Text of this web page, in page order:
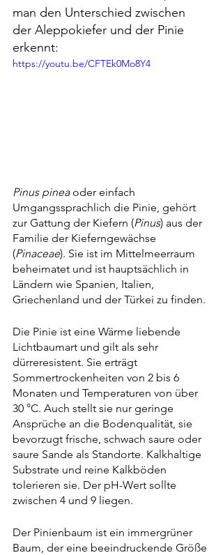
man den Unterschied zwischen
der Aleppokiefer und der Pinie
erkennt:
https://youtu.be/CFTEk0Mo8Y4
Pinus pinea oder einfach
Umgangssprachlich die Pinie, gehört
zur Gattung der Kiefern (Pinus) aus der
Familie der Kieferngewächse
(Pinaceae). Sie ist im Mittelmeerraum
beheimatet und ist hauptsächlich in
Ländern wie Spanien, Italien,
Griechenland und der Türkei zu finden.
Die Pinie ist eine Wärme liebende
Lichtbaumart und gilt als sehr
dürreresistent. Sie erträgt
Sommertrockenheiten von 2 bis 6
Monaten und Temperaturen von über
30 °C. Auch stellt sie nur geringe
Ansprüche an die Bodenqualität, sie
bevorzugt frische, schwach saure oder
saure Sande als Standorte. Kalkhaltige
Substrate und reine Kalkböden
tolerieren sie. Der pH-Wert sollte
zwischen 4 und 9 liegen.
Der Pinienbaum ist ein immergrüner
Baum, der eine beeindruckende Größe